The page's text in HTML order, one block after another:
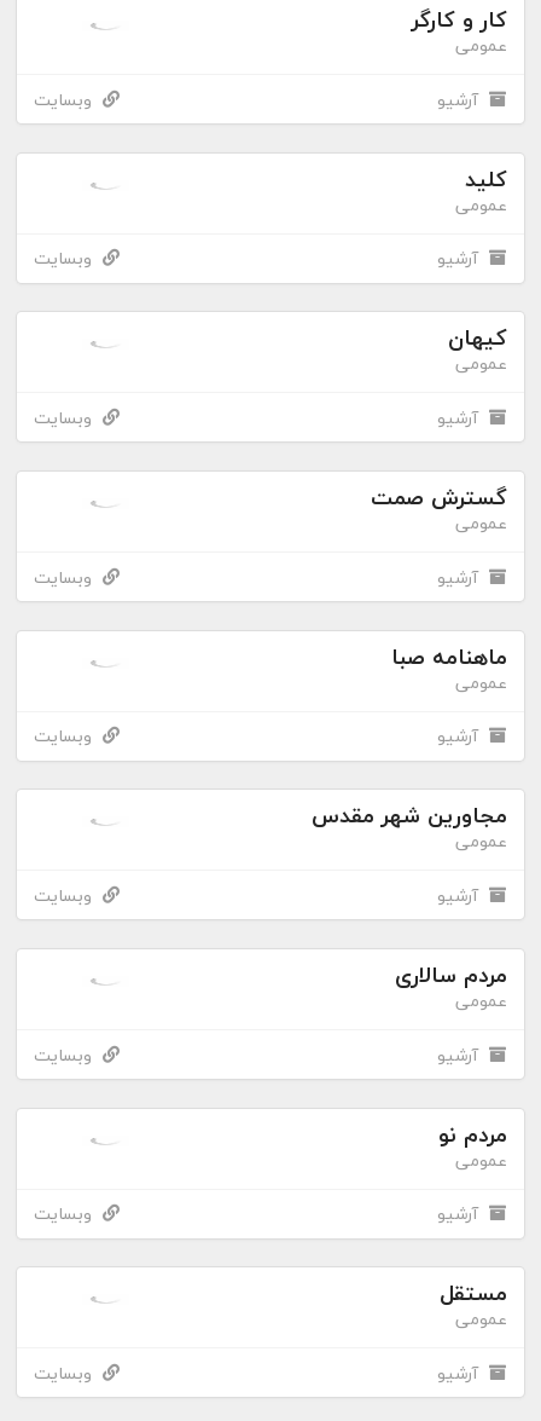
کار و کارگر
عمومی
آرشیو
وبسایت
کلید
عمومی
آرشیو
وبسایت
کیهان
عمومی
آرشیو
وبسایت
گسترش صمت
عمومی
آرشیو
وبسایت
ماهنامه صبا
عمومی
آرشیو
وبسایت
مجاورین شهر مقدس
عمومی
آرشیو
وبسایت
مردم سالاری
عمومی
آرشیو
وبسایت
مردم نو
عمومی
آرشیو
وبسایت
مستقل
عمومی
آرشیو
وبسایت